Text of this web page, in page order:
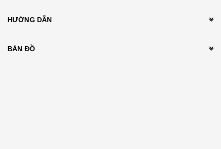
HƯỚNG DẪN
BẢN ĐỒ